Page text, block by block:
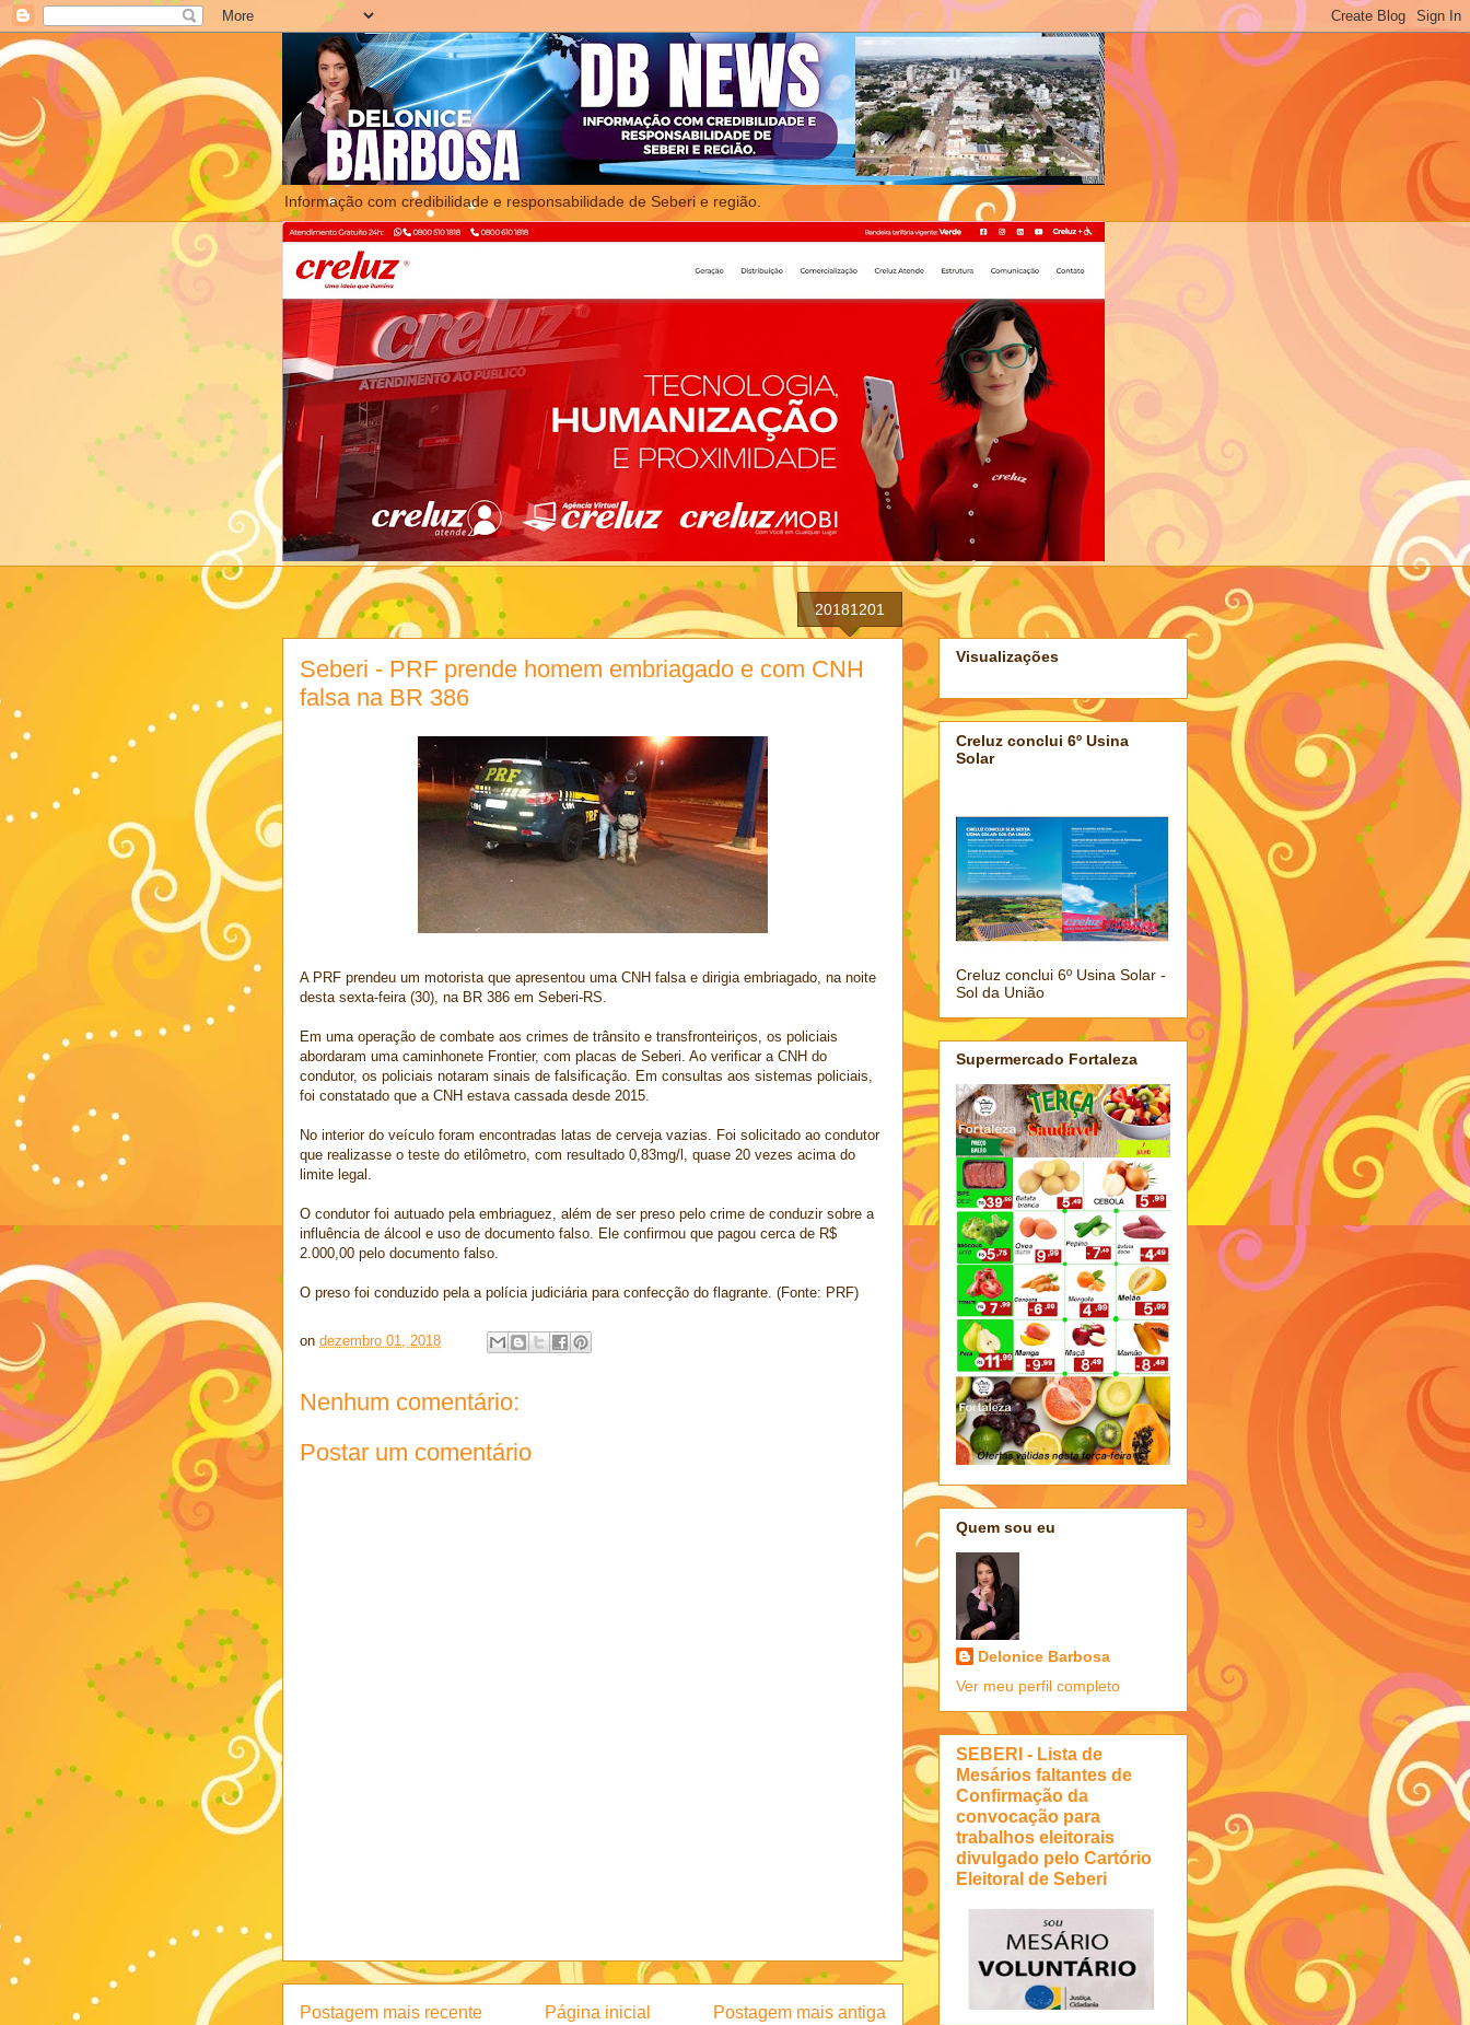
Informação com credibilidade e responsabilidade de Seberi e região.
20181201
Seberi - PRF prende homem embriagado e com CNH
falsa na BR 386
A PRF prendeu um motorista que apresentou uma CNH falsa e dirigia embriagado, na noite
desta sexta-feira (30), na BR 386 em Seberi-RS.
Em uma operação de combate aos crimes de trânsito e transfronteiriços, os policiais
abordaram uma caminhonete Frontier, com placas de Seberi. Ao verificar a CNH do
condutor, os policiais notaram sinais de falsificação. Em consultas aos sistemas policiais,
foi constatado que a CNH estava cassada desde 2015.
No interior do veículo foram encontradas latas de cerveja vazias. Foi solicitado ao condutor
que realizasse o teste do etilômetro, com resultado 0,83mg/l, quase 20 vezes acima do
limite legal.
O condutor foi autuado pela embriaguez, além de ser preso pelo crime de conduzir sobre a
influência de álcool e uso de documento falso. Ele confirmou que pagou cerca de R$
2.000,00 pelo documento falso.
O preso foi conduzido pela a polícia judiciária para confecção do flagrante. (Fonte: PRF)
on dezembro 01, 2018
Nenhum comentário:
Postar um comentário
Postagem mais recente Postagem mais antiga
Página inicial
Visualizações
Creluz conclui 6º Usina
Solar
Creluz conclui 6º Usina Solar -
Sol da União
Supermercado Fortaleza
Quem sou eu
Delonice Barbosa
Ver meu perfil completo
SEBERI - Lista de
Mesários faltantes de
Confirmação da
convocação para
trabalhos eleitorais
divulgado pelo Cartório
Eleitoral de Seberi